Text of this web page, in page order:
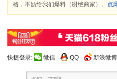
格，不妨给我们爆料（谢绝商家）。
点
快捷登录: 微信 QQ 新浪微博